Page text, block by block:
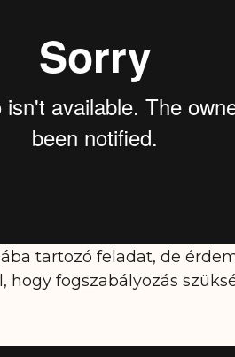
tartozó feladat, de
fogszabályozás